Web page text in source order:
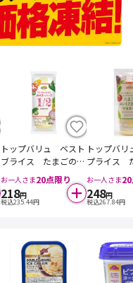
トップバリュ ベスト
ブライス たまごのコ
クと旨み カロリーハ
ーフ ４００ｇ
お一人さま20点限り
218円
税込235.44円
トップバ
プライス
いしさまる
ーズ ４０
お一人さま20
248円
税込267.84円